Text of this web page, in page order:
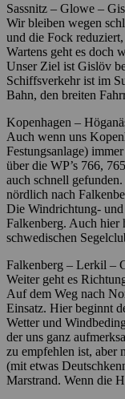
Sassnitz – Glowe –
Wir bleiben wegen
und die Fock
Wartens geht es doch
Unser Ziel ist Gislöv
Schiffsverkehr ist im
Bahn, den breiten
Kopenhagen –
Auch wenn uns
Festungsanlage)
über die WP’s 766,
auch schnell
nördlich nach
Die Windrichtung- und
Falkenberg. Auch hier
schwedischen
Falkenberg – Lerkil –
Weiter geht es
Auf dem Weg nach
Einsatz. Hier beginnt
Wetter und
der uns ganz
zu empfehlen ist, aber
(mit etwas
Marstrand. Wenn die